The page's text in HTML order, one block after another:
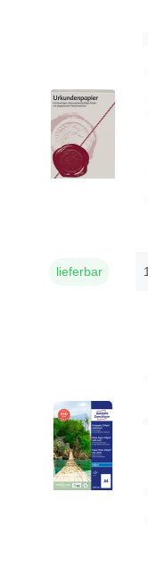
lieferbar